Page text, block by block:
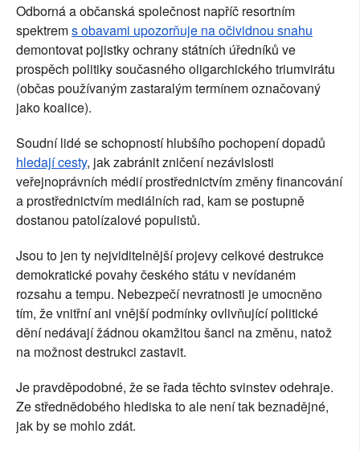
Odborná a občanská společnost napříč resortním
spektrem s obavami upozorňuje na očividnou snahu
demontovat pojistky ochrany státních úředníků ve
prospěch politiky současného oligarchického triumvirátu
(občas používaným zastaralým termínem označovaný
jako koalice).
hledají cesty, jak zabránit zničení nezávislosti
veřejnoprávních médií prostřednictvím změny financování
a prostřednictvím mediálních rad, kam se postupně
dostanou patolízalové populistů.
Jsou to jen ty nejviditelnější projevy celkové destrukce
demokratické povahy českého státu v nevídaném
rozsahu a tempu. Nebezpečí nevratnosti je umocněno
tím, že vnitřní ani vnější podmínky ovlivňující politické
dění nedávají žádnou okamžitou šanci na změnu, natož
na možnost destrukci zastavit.
Je pravděpodobné, že se řada těchto svinstev odehraje.
Ze střednědobého hlediska to ale není tak beznadějné,
jak by se mohlo zdát.